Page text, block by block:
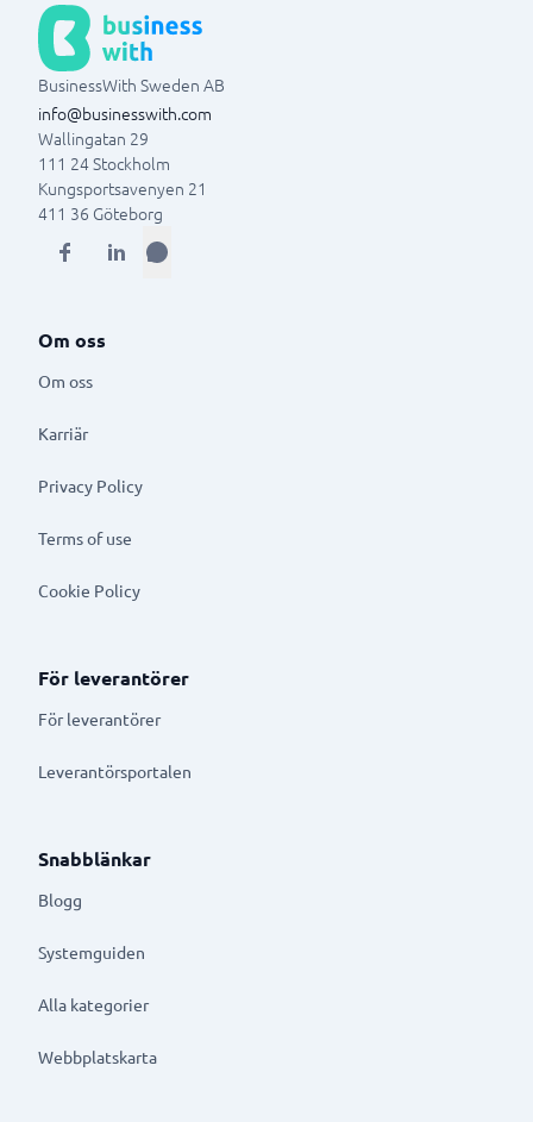
BusinessWith Sweden AB
info@businesswith.com
Wallingatan 29
111 24Stockholm
Kungsportsavenyen 21
411 36 Göteborg
Om oss
Om oss
Karriär
Privacy Policy
Terms of use
Cookie Policy
För leverantörer
För leverantörer
Leverantörsportalen
Snabblänkar
Blogg
Systemguiden
Alla kategorier
Webbplatskarta